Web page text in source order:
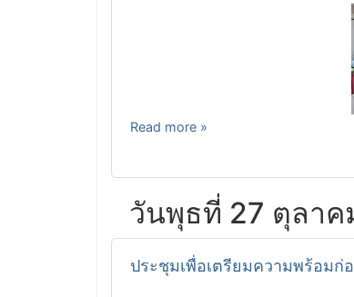
Read more »
วันพุธที่ 27 ตุลา
ประชุมเพื่อเตรียมความพร้อมก่